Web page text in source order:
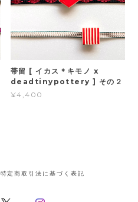
帯留 [ イカス＊キモノ x
deadtinypottery ] その２
¥4,400
特定商取引法に基づく表記